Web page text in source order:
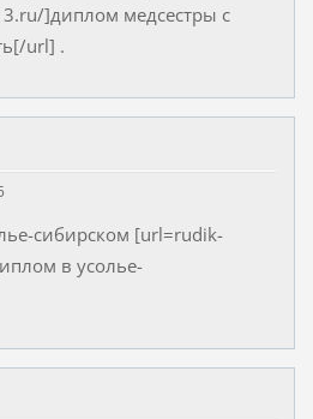
]диплом медсестры с
url] .
сибирском [url=rudik-
в усолье-